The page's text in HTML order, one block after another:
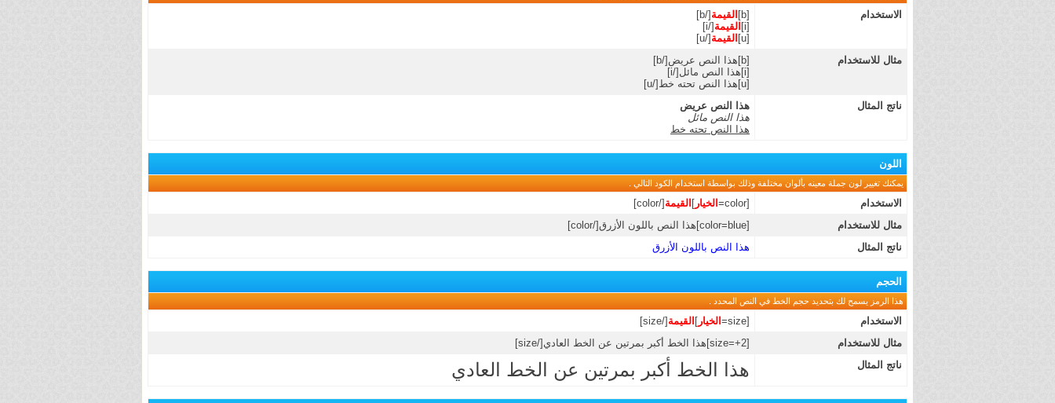
الاستخدام [b] القيمة [/b]
[i]
القيمة [/i]
[u]
القيمة [/u]
مثال للاستخدام
[b]هذا النص عريض[/b]
[i]هذا النص مائل[/i]
[u]هذا النص تحته خط[/u]
ناتج المثال
هذا النص عريض
هذا النص مائل
هذا النص تحته خط
اللون
يمكنك تغيير لون جملة معينه بألوان مختلفة وذلك بواسطة استخدام الكود التالي .
الاستخدام [color= الخيار ] القيمة [/color]
مثال للاستخدام
[color=blue]هذا النص باللون الأزرق[/color]
ناتج المثال
هذا النص باللون الأزرق
الحجم
هذا الرمز يسمح لك بتحديد حجم الخط في النص المحدد .
الاستخدام [size= الخيار ] القيمة [/size]
مثال للاستخدام
[size=+2]هذا الخط أكبر بمرتين عن الخط العادي[/size]
ناتج المثال
هذا الخط أكبر بمرتين عن الخط العادي